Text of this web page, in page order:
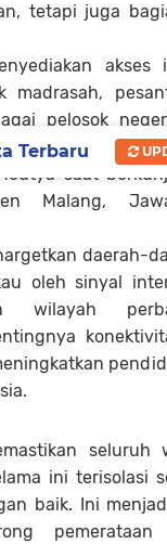
tetapi juga
madrasah,
pelosok
akses informasi
saat
Malang,
daerah-
oleh sinyal
wilayah
seluruh
ini terisolasi
baik. Ini
Terbaru